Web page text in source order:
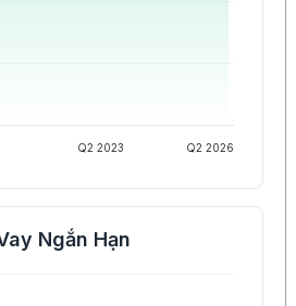
Q2 2023 Q2 2026
Ngắn Hạn